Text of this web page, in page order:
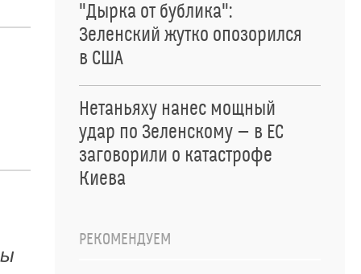
"Дырка от бублика":
Зеленский жутко опозорился
в США
Нетаньяху нанес мощный
удар по Зеленскому — в ЕС
заговорили о катастрофе
Киева
РЕКОМЕНДУЕМ